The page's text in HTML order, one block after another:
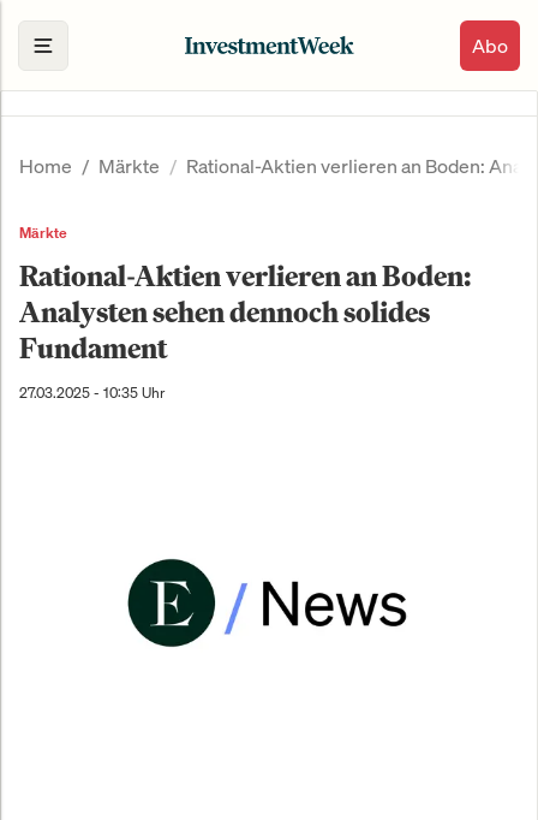
Abo
Home Märkte Rational-Aktien verlieren an Boden:
Märkte
Rational-Aktien verlieren an Boden:
Analysten sehen dennoch solides
Fundament
27.03.2025 - 10:35 Uhr